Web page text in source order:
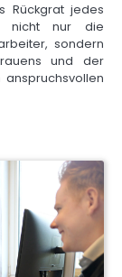
Rückgrat jedes
nicht nur die
sondern
und der